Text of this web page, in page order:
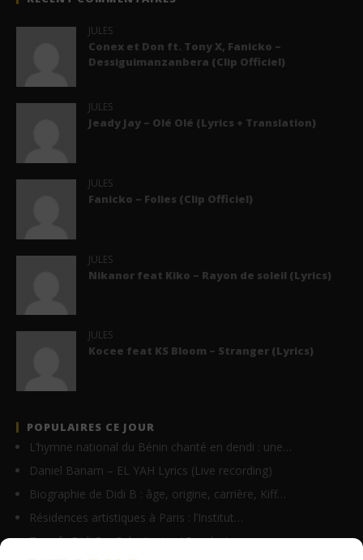
JULES
Conex et Don ft. Tony X, Fanicko –
Dessiguimanzanbera (Clip Officiel)
JULES
Jeady Jay – Olé Olé (Lyrics + Translation)
JULES
Fanicko – Folies (Clip Officiel)
JULES
Nikanor feat Kiko – Rayon de soleil (Lyrics)
JULES
Kocee feat KS Bloom – Stranger (Lyrics)
POPULAIRES CE JOUR
L’hymne national du Bénin chanté en dendi : une…
Daniel Banam – EL YAH Lyrics (Live recording)
Biographie de Didi B : âge, origine, carrière, Kiff…
Résidences artistiques à Paris : l’Institut…
Tayc ft. Didi B – Salo (Lyrics / Paroles)